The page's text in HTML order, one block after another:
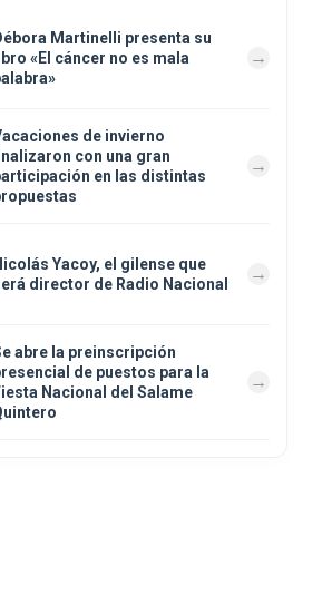
Martinelli presenta su
«El cáncer no es mala
de invierno
con una gran
en las distintas
Yacoy, el gilense que
director de Radio Nacional
abre la preinscripción
de puestos para la
Nacional del Salame